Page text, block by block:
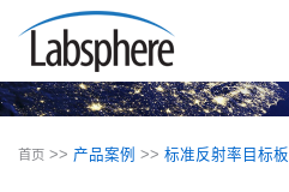
首页 >> 产品案例 >> 标准反射率目标板